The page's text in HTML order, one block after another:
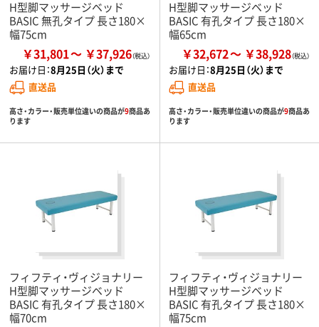
H型脚マッサージベッド
BASIC 無孔タイプ 長さ180×
幅75cm
￥31,801 ￥37,926
お届け日：8月25日（火）まで
直送品
高さ・カラー・販売単位違いの商品が9商品あ
ります
H型脚マッサージベッド
BASIC 有孔タイプ 長さ180×
幅65cm
￥32,672 ￥38,928
お届け日：8月25日（火）まで
直送品
高さ・カラー・販売単位違いの商品が9商品あ
ります
フィフティ・ヴィジョナリー
H型脚マッサージベッド
BASIC 有孔タイプ 長さ180×
幅70cm
フィフティ・ヴィジョナリー
H型脚マッサージベッド
BASIC 有孔タイプ 長さ180×
幅75cm